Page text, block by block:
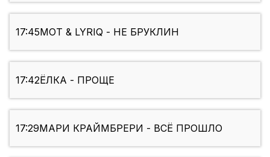
17:45МОТ & LYRIQ - НЕ БРУКЛИН
17:42ЁЛКА - ПРОЩЕ
17:29МАРИ КРАЙМБРЕРИ - ВСЁ ПРОШЛО